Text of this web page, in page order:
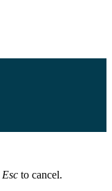
Esc to cancel.